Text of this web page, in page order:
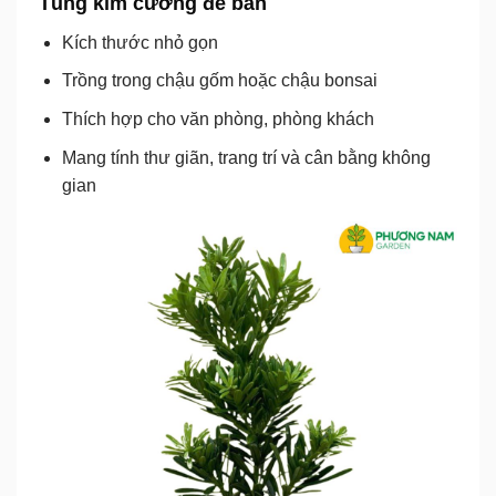
Kích thước nhỏ gọn
Trồng trong chậu gốm hoặc chậu bonsai
Thích hợp cho văn phòng, phòng khách
Mang tính thư giãn, trang trí và cân bằng không
gian